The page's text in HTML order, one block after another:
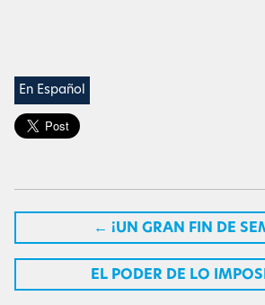
En Español
← ¡UN GRAN FIN DE
EL PODER DE LO